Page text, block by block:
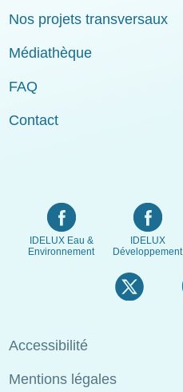
Nos projets transversaux
Médiathèque
FAQ
Contact
IDELUX Eau &
Environnement
IDELUX
Développement
Menu
Pied
Accessibilité
Mentions légales